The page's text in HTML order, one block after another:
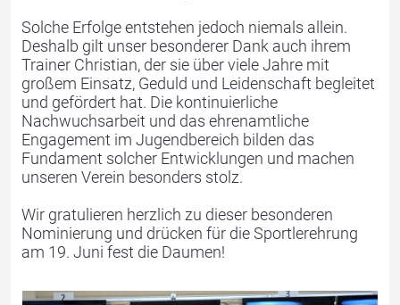
Kontakt
Solche Erfolge entstehen jedoch niemals allein.
Deshalb gilt unser besonderer Dank auch ihrem
Trainer Christian, der sie über viele Jahre mit
großem Einsatz, Geduld und Leidenschaft begleitet
und gefördert hat. Die kontinuierliche
Nachwuchsarbeit und das ehrenamtliche
Engagement im Jugendbereich bilden das
Fundament solcher Entwicklungen und machen
unseren Verein besonders stolz.
Wir gratulieren herzlich zu dieser besonderen
Nominierung und drücken für die Sportlerehrung
am 19. Juni fest die Daumen!